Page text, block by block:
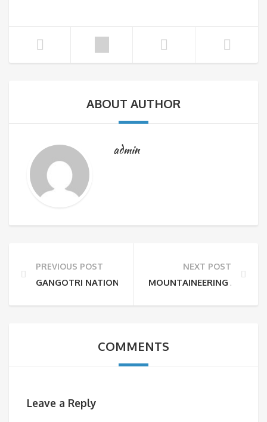
ABOUT AUTHOR
admin
PREVIOUS POST
GANGOTRI NATIONAL PARK WILL BE OPENED FOR
NEXT POST
MOUNTAINEERING AND
COMMENTS
Leave a Reply